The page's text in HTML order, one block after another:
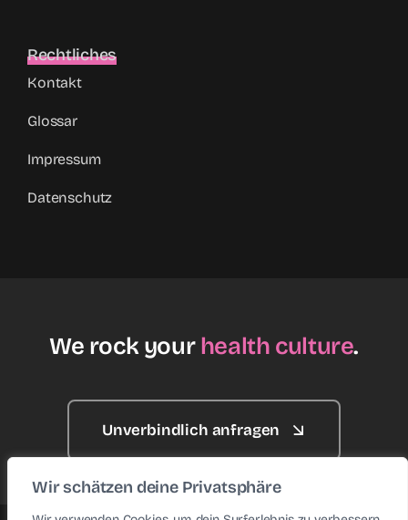
Wir schätzen deine Privatsphäre
Rechtliches
Kontakt
Glossar
Impressum
Datenschutz
We rock yourhealth culture.
Unverbindlich anfragen